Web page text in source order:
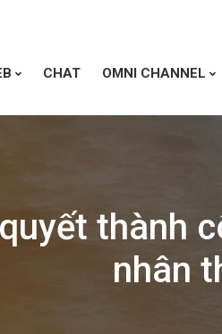
CHAT OMNI CHANNEL
thành
nhân